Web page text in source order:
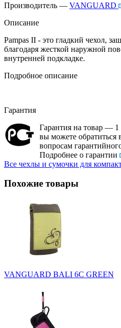
Производитель — VANGUARD
Описание
Pampas II - это гладкий чехол,
благодаря жесткой наружной
внутренней подкладке.
Подробное описание
Гарантия
Гарантия на товар — 1
вы можете
вопросам
Подробнее о гарантии
Все чехлы и сумочки для
Похожие товары
VANGUARD BALI 6C GREEN